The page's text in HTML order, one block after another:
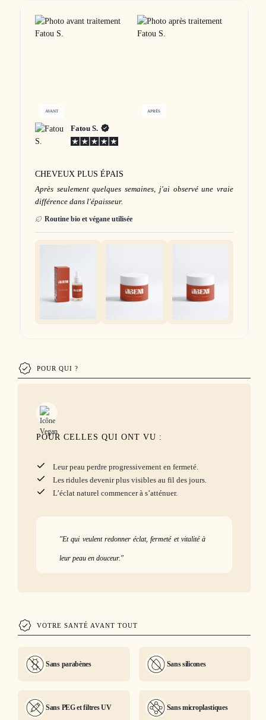
AVANT APRÈS
Fatou S.
CHEVEUX PLUS ÉPAIS
Après seulement quelques semaines, j'ai observé une vraie
différence dans l'épaisseur.
Routine bio et végane utilisée
POUR QUI ?
POUR CELLES QUI ONT VU :
Leur peau perdre progressivement en fermeté.
Les ridules devenir plus visibles au fil des jours.
L’éclat naturel commencer à s’atténuer.
"Et qui veulent redonner éclat, fermeté et vitalité à
leur peau en douceur."
VOTRE SANTÉ AVANT TOUT
Sans parabènes Sans silicones
Sans PEG et filtres UV Sans microplastiques